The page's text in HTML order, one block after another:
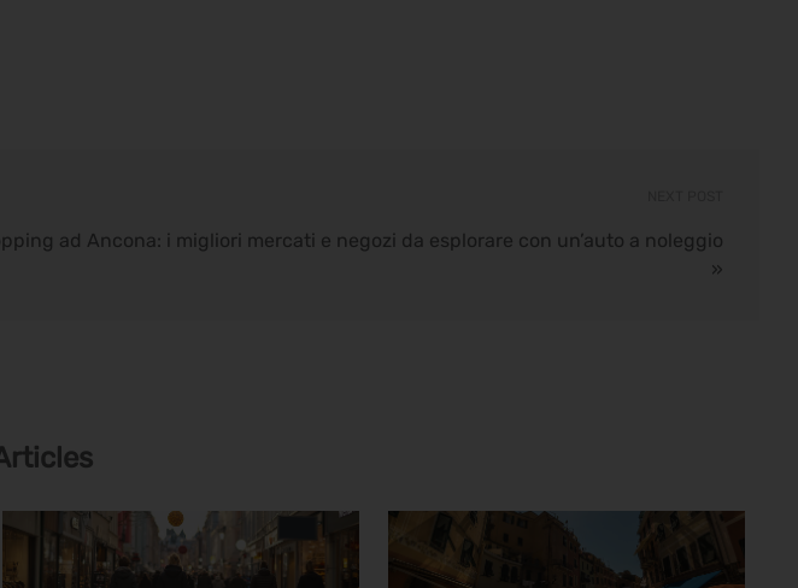
ad Ancona: i migliori mercati e negozi da esplorare con un’auto a noleggio
»